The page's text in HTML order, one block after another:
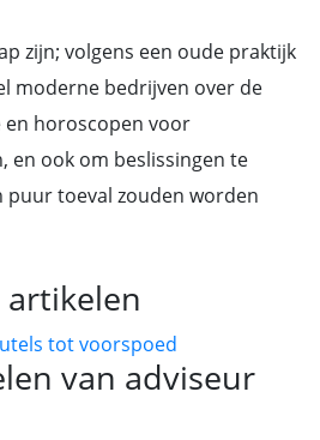
zijn; volgens een oude praktijk
moderne bedrijven over de
horoscopen voor
en ook om beslissingen te
puur toeval zouden worden
tot voorspoed
van adviseur